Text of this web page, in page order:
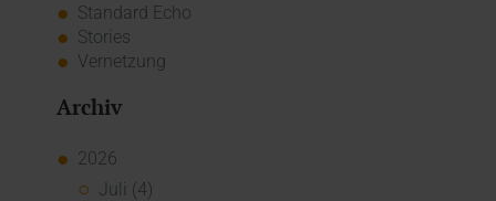
Standard Echo
Stories
Vernetzung
Archiv
2026
Juli (4)